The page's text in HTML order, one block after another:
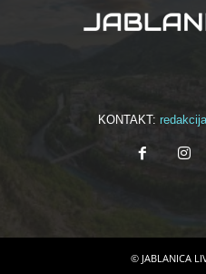
KONTAKT:
© JABLANICA